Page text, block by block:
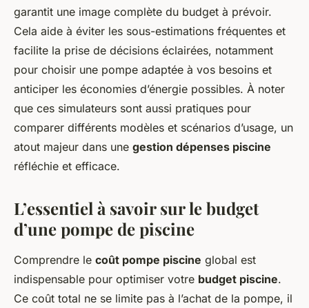
garantit une image complète du budget à prévoir.
Cela aide à éviter les sous-estimations fréquentes et
facilite la prise de décisions éclairées, notamment
pour choisir une pompe adaptée à vos besoins et
anticiper les économies d’énergie possibles. À noter
que ces simulateurs sont aussi pratiques pour
comparer différents modèles et scénarios d’usage, un
atout majeur dans une gestion dépenses piscine
réfléchie et efficace.
L’essentiel à savoir sur le budget
d’une pompe de piscine
Comprendre le coût pompe piscine global est
indispensable pour optimiser votre budget piscine.
Ce coût total ne se limite pas à l’achat de la pompe, il